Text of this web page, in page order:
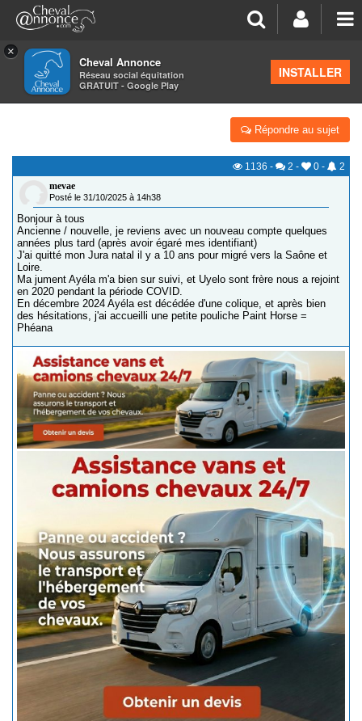
×
Cheval Annonce
Réseau social équitation
GRATUIT - Google Play
INSTALLER
>Présentation des nouveaux membres
NOUVELLE DU 71
Répondre au sujet
1136 - 2 - 0 -
2
mevae
Posté le 31/10/2025 à 14h38
Bonjour à tous
Ancienne / nouvelle, je reviens avec un nouveau compte quelques
années plus tard (après avoir égaré mes identifiant)
J'ai quitté mon Jura natal il y a 10 ans pour migré vers la Saône et
Loire.
Ma jument Ayéla m'a bien sur suivi, et Uyelo sont frère nous a rejoint
en 2020 pendant la période COVID.
En décembre 2024 Ayéla est décédée d'une colique, et après bien
des hésitations, j'ai accueilli une petite pouliche Paint Horse =
Phéana